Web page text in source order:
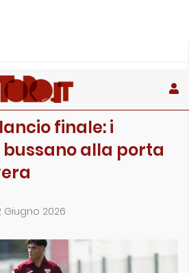
finale: i
alla porta
Giugno 2026